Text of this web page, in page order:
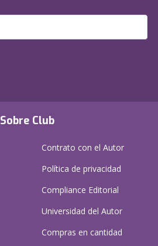
Sobre Club
Contrato con el Autor
Política de privacidad
Compliance Editorial
Universidad del Autor
Compras en cantidad